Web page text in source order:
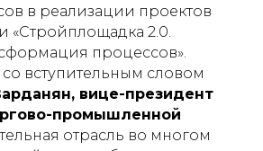
в реализации проектов
«Стройплощадка 2.0.
процессов».
вступительным словом
вице-президент
промышленной
отрасль во многом